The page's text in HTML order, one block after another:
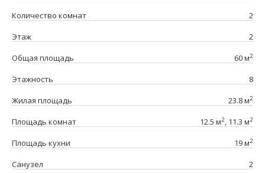
Количество комнат
2
Этаж
2
Общая площадь
60 м2
Этажность
8
Жилая площадь
23.8 м2
Площадь комнат 12.5 м2, 11.3 м2
Площадь кухни 19 м2
Санузел
2